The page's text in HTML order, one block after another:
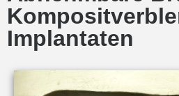
Implantaten